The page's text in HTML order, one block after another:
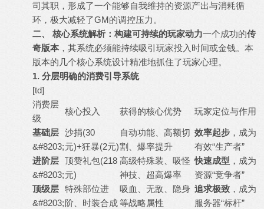
司其职，形成了一个能够自我维持的资源产出与消耗循
环，极大减轻了GM的调控压力。
二、 核心系统解析：构建可持续的玩家动力一个成功的传
奇版本，其系统必须能持续吸引玩家投入时间或金钱。本
版本的几个核心系统设计精准地抓住了玩家心理。
1. 分层明确的消费引导系统
[td]
消费层
级
核心投入 获得的核心优势 玩家定位与作用
基础层
&#8203;
沙捐(30
元)+狂暴(2元)
自动功能、高额切
割、爆率提升
效率起步 ，成为
有效“生产者”
进阶层
&#8203;
顶赞礼包(218
元)
高级特殊装、吸怪
神技、超高爆率
快速成型 ，成为
资源“竞争者”
顶级层
&#8203;
特殊部位进
阶、时装合成
吸血、无敌、隐身
等战略属性
追求极致 ，成为
服务器“标杆”